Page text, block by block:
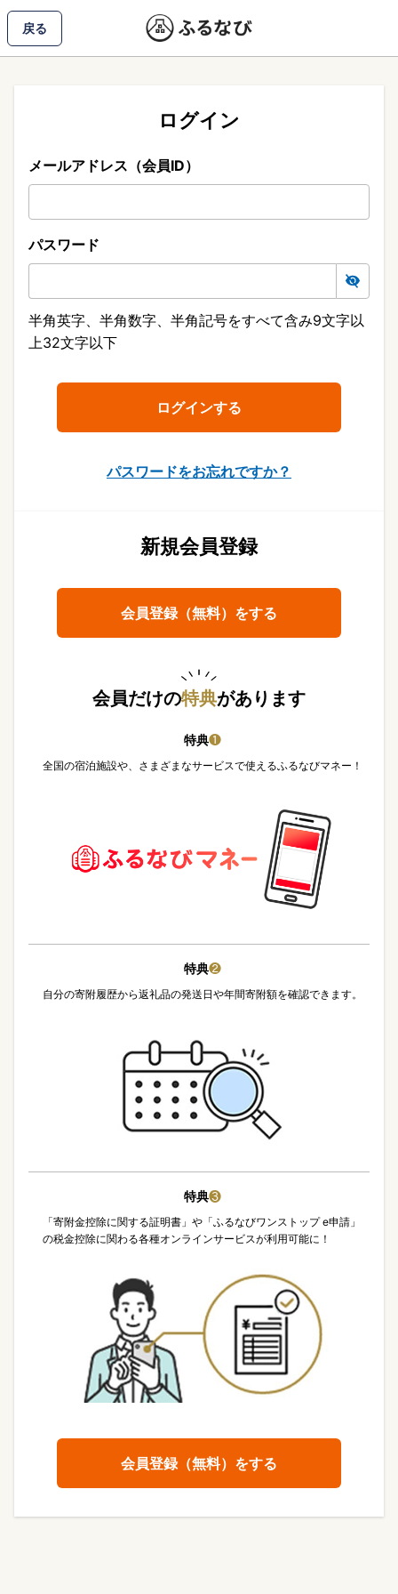
戻る
ログイン
メールアドレス（会員ID）
パスワード
半角英字、半角数字、半角記号をすべて含み9文字以
上32文字以下
パスワードをお忘れですか？
新規会員登録
会員登録（無料）をする
会員だけの特典があります
特典❶
全国の宿泊施設や、さまざまなサービスで使えるふるなびマネー！
特典❷
自分の寄附履歴から返礼品の発送日や年間寄附額を確認できます。
特典❸
「寄附金控除に関する証明書」や「ふるなびワンストップ e申請」
の税金控除に関わる各種オンラインサービスが利用可能に！
会員登録（無料）をする